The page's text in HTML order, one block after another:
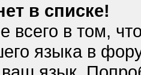
в списке!
всего в том,
языка в